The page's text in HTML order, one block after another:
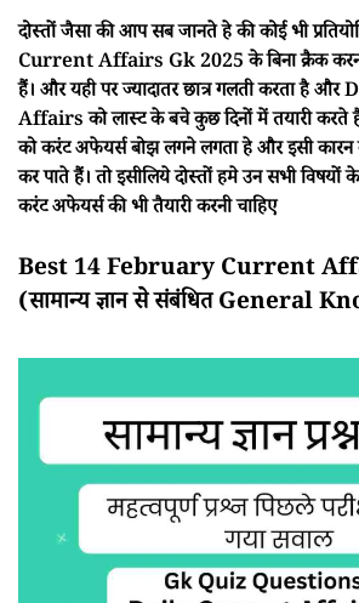
दोस्तों जैसा की आप सब जानते हे की कोई भी
Current Affairs Gk 2025 के बिना क्रैक करना
हैं। और यही पर ज्यादातर छात्र गलती करता है
Affairs को लास्ट के बचे कुछ दिनों में तयारी करते
को करंट अफेयर्स बोझ लगने लगता हे और इसी कारन
कर पाते हैं। तो इसीलिये दोस्तों हमे उन सभी
करंट अफेयर्स की भी तैयारी करनी चाहिए
Best 14 February Current
(सामान्य ज्ञान से संबंधित General